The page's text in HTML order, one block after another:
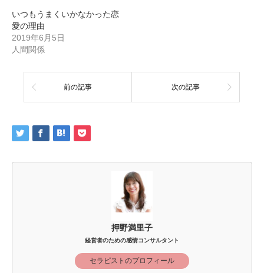
いつもうまくいかなかった恋
愛の理由
2019年6月5日
人間関係
前の記事 次の記事
押野満里子
経営者のための感情コンサルタント
セラピストのプロフィール